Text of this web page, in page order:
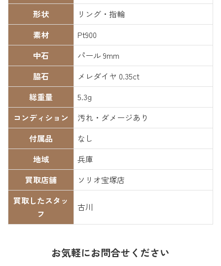
形状
リング・指輪
素材
Pt900
中石
パール 9mm
脇石
メレダイヤ 0.35ct
総重量
5.3g
コンディション
汚れ・ダメージあり
付属品
なし
地域
兵庫
買取店舗
ソリオ宝塚店
買取したスタッ
フ
古川
お気軽にお問合せください